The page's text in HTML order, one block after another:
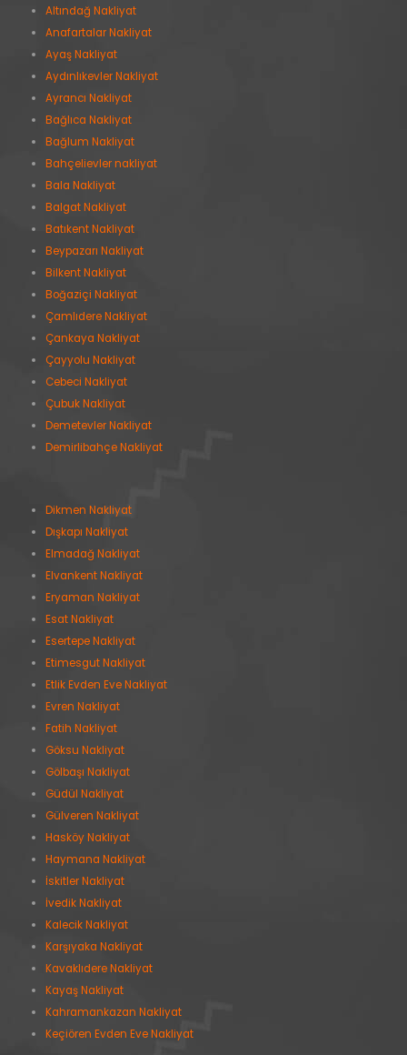
Altındağ Nakliyat
Anafartalar Nakliyat
Ayaş Nakliyat
Aydınlıkevler Nakliyat
Ayrancı Nakliyat
Bağlıca Nakliyat
Bağlum Nakliyat
Bahçelievler nakliyat
Bala Nakliyat
Balgat Nakliyat
Batıkent Nakliyat
Beypazarı Nakliyat
Bilkent Nakliyat
Boğaziçi Nakliyat
Çamlıdere Nakliyat
Çankaya Nakliyat
Çayyolu Nakliyat
Cebeci Nakliyat
Çubuk Nakliyat
Demetevler Nakliyat
Demirlibahçe Nakliyat
Dikmen Nakliyat
Dışkapı Nakliyat
Elmadağ Nakliyat
Elvankent Nakliyat
Eryaman Nakliyat
Esat Nakliyat
Esertepe Nakliyat
Etimesgut Nakliyat
Etlik Evden Eve Nakliyat
Evren Nakliyat
Fatih Nakliyat
Göksu Nakliyat
Gölbaşı Nakliyat
Güdül Nakliyat
Gülveren Nakliyat
Hasköy Nakliyat
Haymana Nakliyat
İskitler Nakliyat
İvedik Nakliyat
Kalecik Nakliyat
Karşıyaka Nakliyat
Kavaklıdere Nakliyat
Kayaş Nakliyat
Kahramankazan Nakliyat
Keçiören Evden Eve Nakliyat